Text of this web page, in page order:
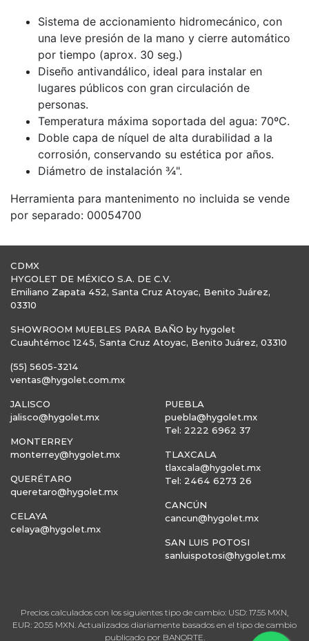
Sistema de accionamiento hidromecánico, con
una leve presión de la mano y cierre automático
por tiempo (aprox. 30 seg.)
Diseño antivandálico, ideal para instalar en
lugares públicos con gran circulación de
personas.
Temperatura máxima soportada del agua: 70ºC.
Doble capa de níquel de alta durabilidad a la
corrosión, conservando su estética por años.
Diámetro de instalación ¾".
Herramienta para mantenimento no incluida se vende
por separado: 00054700
CDMX
HYGOLET DE MÉXICO S.A. DE C.V.
Emiliano Zapata 452, Santa Cruz Atoyac, Benito Juárez,
03310
SHOWROOM MUEBLES PARA BAÑO by hygolet
Cuauhtémoc 1245, Santa Cruz Atoyac, Benito Juárez, 03310
(55) 5605-3214
ventas@hygolet.com.mx
JALISCO
jalisco@hygolet.mx
MONTERREY
monterrey@hygolet.mx
QUERÉTARO
queretaro@hygolet.mx
CELAYA
celaya@hygolet.mx
PUEBLA
puebla@hygolet.mx
Tel: 2222 6962 37
TLAXCALA
tlaxcala@hygolet.mx
Tel: 2464 6273 26
CANCÚN
cancun@hygolet.mx
SAN LUIS POTOSI
sanluispotosi@hygolet.mx
Precios calculados con los siguientes tipo de cambio: USD: 17.55 MXN,
EUR: 20.55 MXN. Actualizados diariamente basados en el tipo de cambio
publicado por BANORTE.